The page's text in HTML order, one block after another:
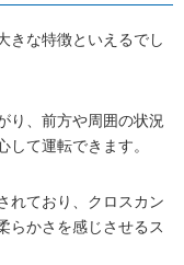
きな特徴といえるでし
り、前方や周囲の状況
て運転できます。
れており、クロスカン
らかさを感じさせるス